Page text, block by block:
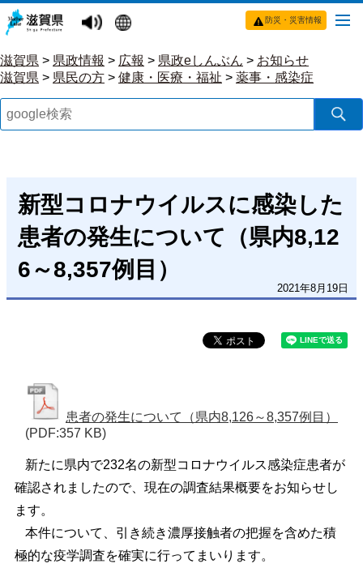
防災・災害情報
滋賀県 > 県政情報 > 広報 > 県政eしんぶん > お知らせ
滋賀県 > 県民の方 > 健康・医療・福祉 > 薬事・感染症
新型コロナウイルスに感染した
患者の発生について（県内8,12
6～8,357例目）
2021年8月19日
患者の発生について（県内8,126～8,357例目）
(PDF:357 KB)
新たに県内で232名の新型コロナウイルス感染症患者が
確認されましたので、現在の調査結果概要をお知らせし
ます。
本件について、引き続き濃厚接触者の把握を含めた積
極的な疫学調査を確実に行ってまいります。